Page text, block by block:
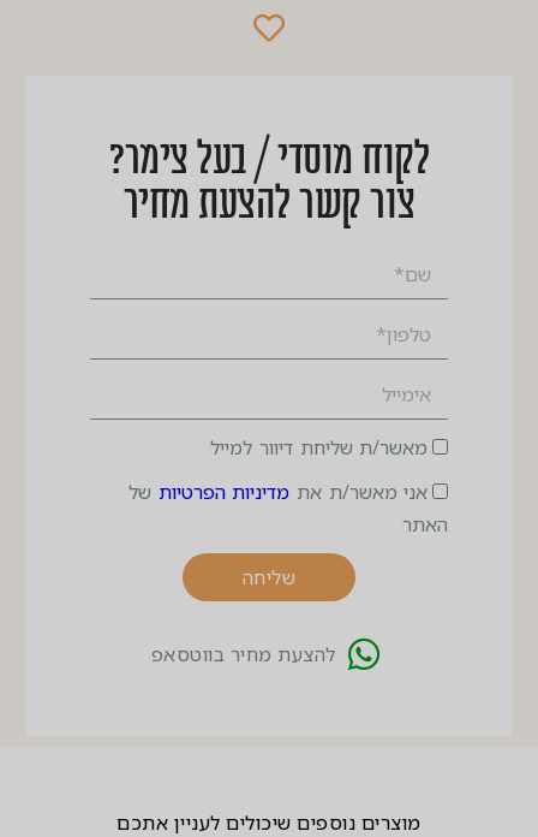
לקוח מוסדי / בעל צימר?
צור קשר להצעת מחיר
מאשר/ת שליחת דיוור למייל
אני מאשר/ת את מדיניות הפרטיות של
האתר
שליחה
להצעת מחיר בווטסאפ
מוצרים נוספים שיכולים לעניין אתכם